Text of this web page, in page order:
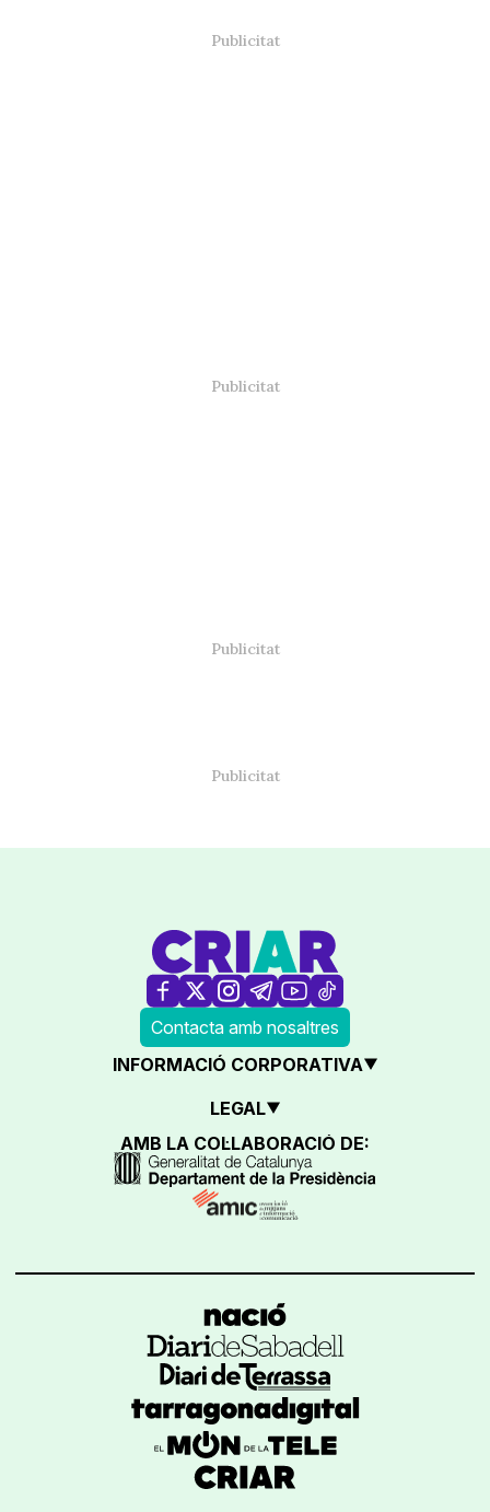
Contacta amb nosaltres
INFORMACIÓ CORPORATIVA
LEGAL
AMB LA COL·LABORACIÓ DE: